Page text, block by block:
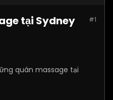
#1
tại Sydney
quán massage tại